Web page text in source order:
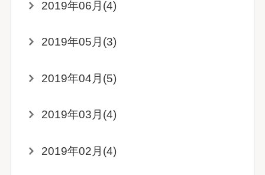
2019年06月(4)
2019年05月(3)
2019年04月(5)
2019年03月(4)
2019年02月(4)